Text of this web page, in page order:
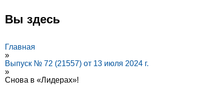
Вы здесь
Главная
»
Выпуск № 72 (21557) от 13 июля 2024 г.
»
Снова в «Лидерах»!